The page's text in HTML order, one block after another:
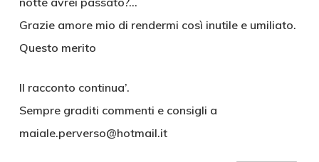
Grazie amore mio di rendermi così inutile e umiliato.
Questo merito
Il racconto continua’.
Sempre graditi commenti e consigli a
maiale.perverso@hotmail.it